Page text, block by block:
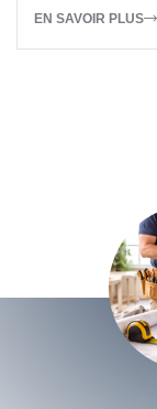
EN SAVOIR PLUS